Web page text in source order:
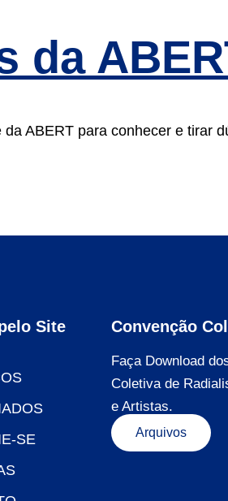
da
ABERT para conhecer e tirar
Site
SE
Convenção
Faça Download
Coletiva de
e Artistas.
Arquivos